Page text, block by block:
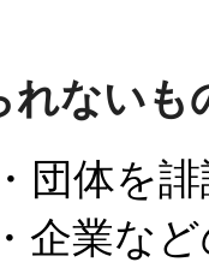
れないも
団体を
企業な